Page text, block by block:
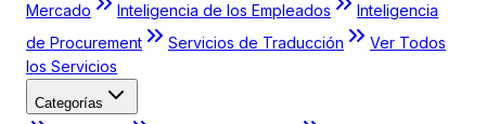
Mercado
Inteligencia de los Empleados
Inteligencia
de Procurement
Servicios de Traducción
Ver Todos
los Servicios
Categorías